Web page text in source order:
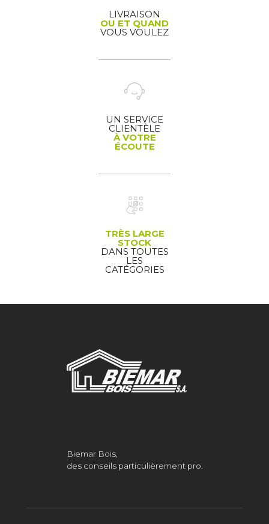
LIVRAISON
OU ET QUAND
VOUS VOULEZ
UN SERVICE
CLIENTÈLE
À VOTRE
ÉCOUTE
TRÈS LARGE
STOCK
DANS TOUTES
LES
CATÉGORIES
Biemar Bois,
des conseils particulièrement pro.